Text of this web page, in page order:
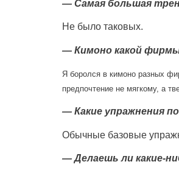
— Самая большая
Не было таковых.
— Кимоно какой
Я боролся в кимоно разных
предпочтение не мягкому, а
— Какие упражнения
Обычные базовые
— Делаешь ли какие-